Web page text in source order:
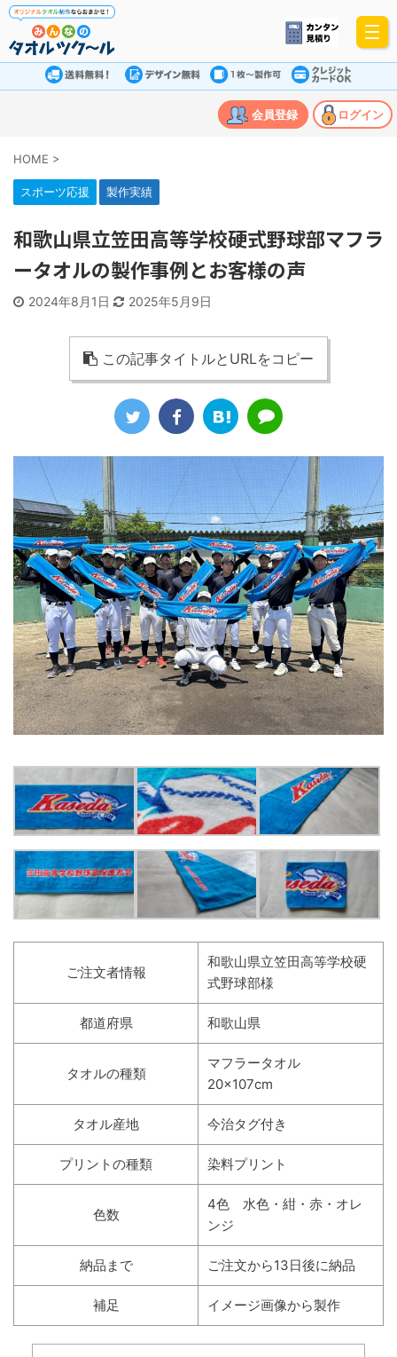
会員登録 ログイン
HOME >
スポーツ応援 製作実績
和歌山県立笠田高等学校硬式野球部マフラ
ータオルの製作事例とお客様の声
2024年8月1日 2025年5月9日
この記事タイトルとURLをコピー
ご注文者情報
和歌山県立笠田高等学校硬
式野球部様
都道府県 和歌山県
タオルの種類
マフラータオル
20×107cm
タオル産地 今治タグ付き
プリントの種類 染料プリント
色数
4色 水色・紺・赤・オレ
ンジ
納品まで ご注文から13日後に納品
補足 イメージ画像から製作